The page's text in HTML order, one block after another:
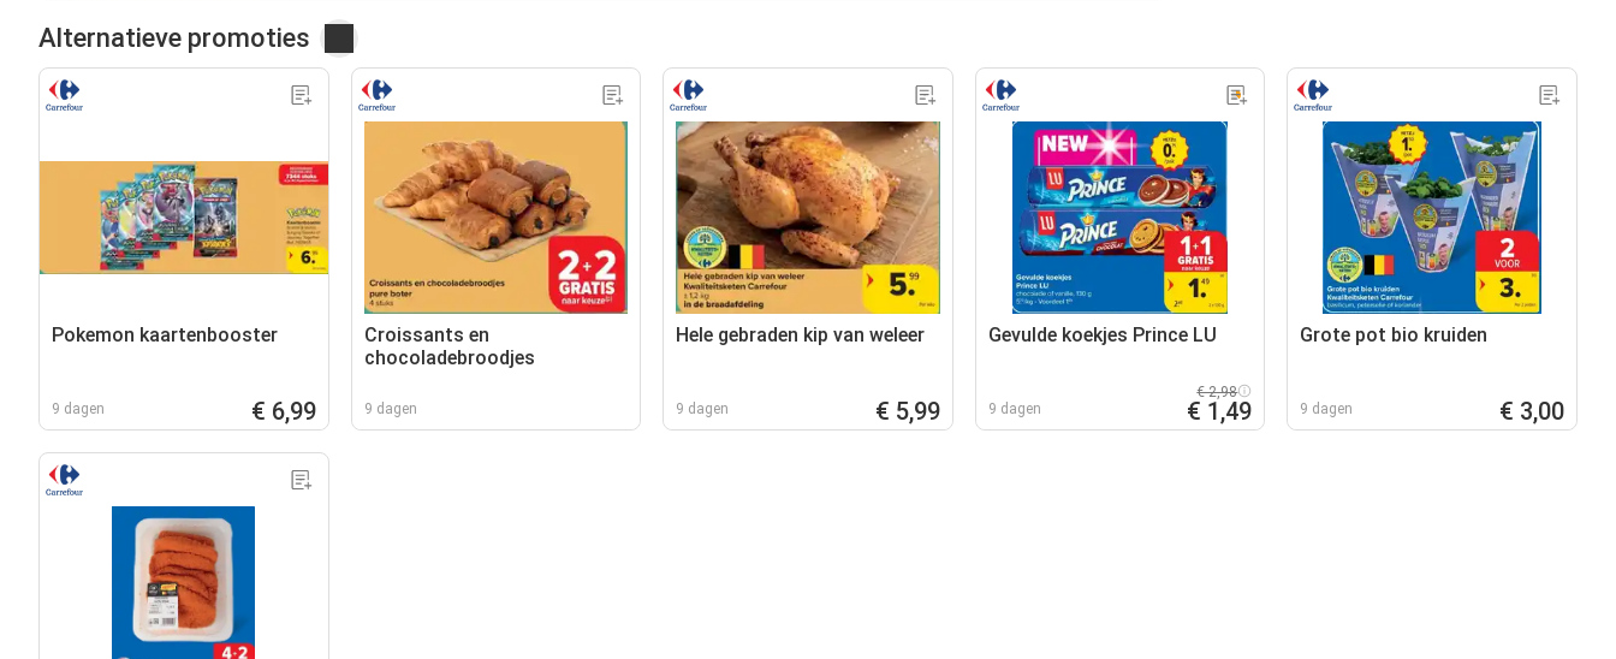
Alternatieve promoties
Pokemon kaartenbooster
9 dagen € 6,99
Croissants en
chocoladebroodjes
9 dagen
Hele gebraden kip van weleer
9 dagen € 5,99
Gevulde koekjes Prince LU
9 dagen
€ 2,98
€ 1,49
Grote pot bio kruiden
9 dagen € 3,00